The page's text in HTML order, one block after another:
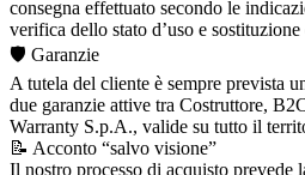
consegna effettuato secondo le
verifica dello stato d’uso e
🛡️ Garanzie
A tutela del cliente è sempre prevista
due garanzie attive tra Costruttore,
Warranty S.p.A., valide su tutto il
📝 Acconto “salvo visione”
Il nostro processo di acquisto prevede